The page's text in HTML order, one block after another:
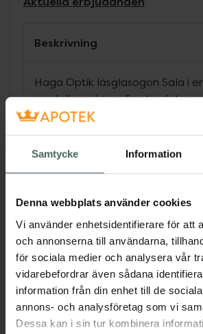
Samtycke Information
Denna webbplats använder cookies
Vi använder enhetsidentifierare för att
och annonserna till användarna,
för sociala medier och analysera vår
vidarebefordrar även sådana
information från din enhet till de
annons- och analysföretag som vi
Dessa kan i sin tur kombinera
Beskrivning
Haga Optik läsglasögon Sala i
modell med rosa front och
havana-färgade skalmar för
asfärisk lins för naturlig
anpassad styrka. Metalldelarna
Jämförpris 249 kr/st
EAN:07318830002778
Kategorier:
Glasögon
Omdömen